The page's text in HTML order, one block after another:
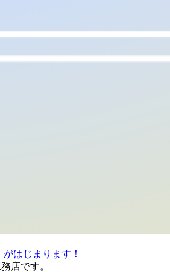
はじまります！
店です。